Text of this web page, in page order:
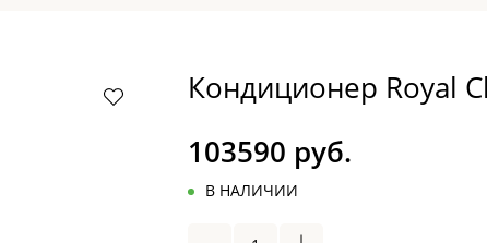
Кондиционер Royal
103590 руб.
В НАЛИЧИИ